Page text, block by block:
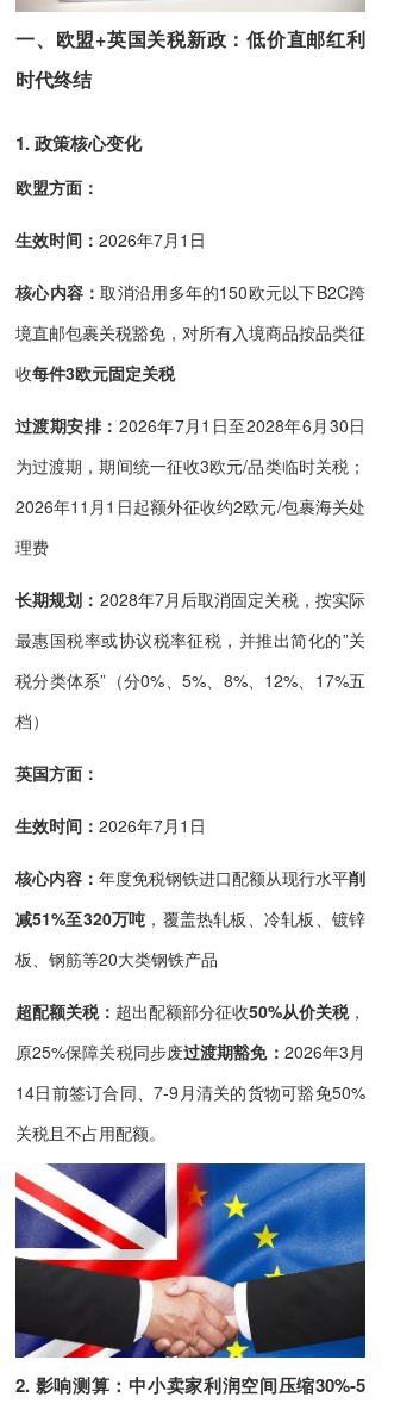
一、欧盟+英国关税新政：低价直邮红利
时代终结
1. 政策核心变化
欧盟方面：
生效时间 ： 2026年7月1日
核心内容 ：取消沿用多年的150欧元以下B2C跨
境直邮包裹关税豁免，对所有入境商品按品类征
收每件3欧元固定关税
过渡期安排： 2026年7月1日至2028年6月30日
为过渡期，期间统一征收3欧元/品类临时关税；
2026年11月1日起额外征收约2欧元/包裹海关处
理费
长期规划 ： 2028年7月后取消固定关税，按实际
最惠国税率或协议税率征税，并推出简化的”关
税分类体系”（分0%、5%、8%、12%、17%五
档）
英国方面：
生效时间 ： 2026年7月1日
核心内容 ： 年度免税钢铁进口配额从现行水平削
减51%至320万吨 ，覆盖热轧板、冷轧板、镀锌
板、钢筋等20大类钢铁产品
超配额关税： 超出配额部分征收50%从价关税，
原25%保障关税同步废过渡期豁免： 2026年3月
14日前签订合同、7-9月清关的货物可豁免50%
关税且不占用配额。
2. 影响测算：中小卖家利润空间压缩30%-5